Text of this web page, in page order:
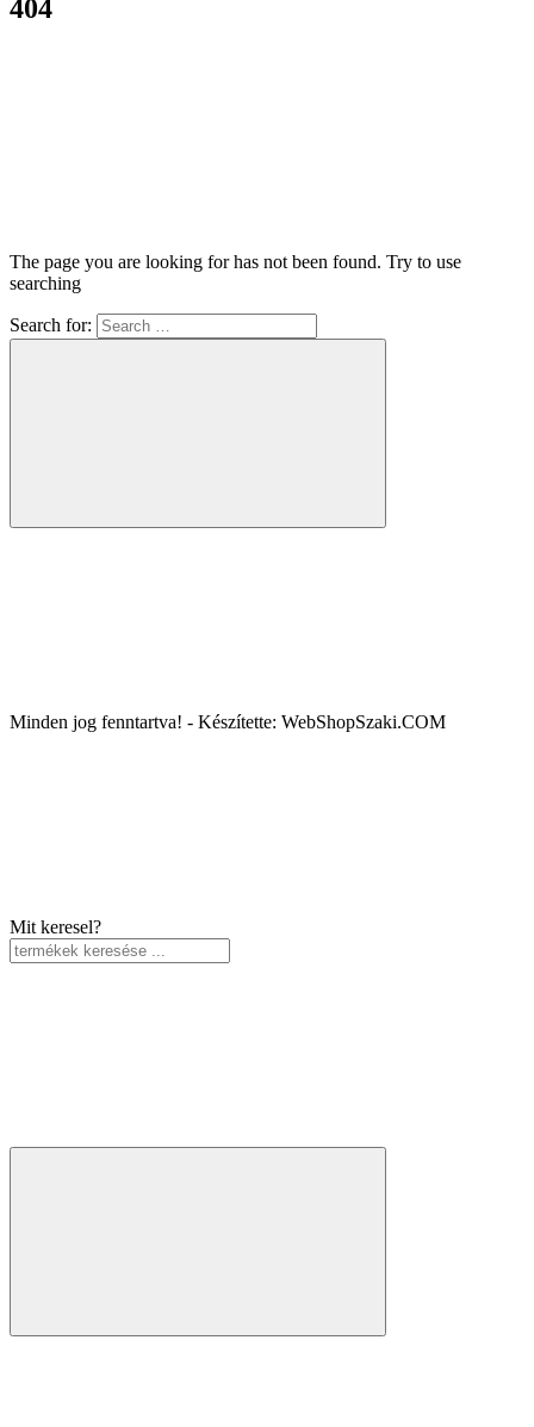
404
The page you are looking for has not been found. Try to use
searching
Search for:
Minden jog fenntartva! - Készítette: WebShopSzaki.COM
Mit keresel?